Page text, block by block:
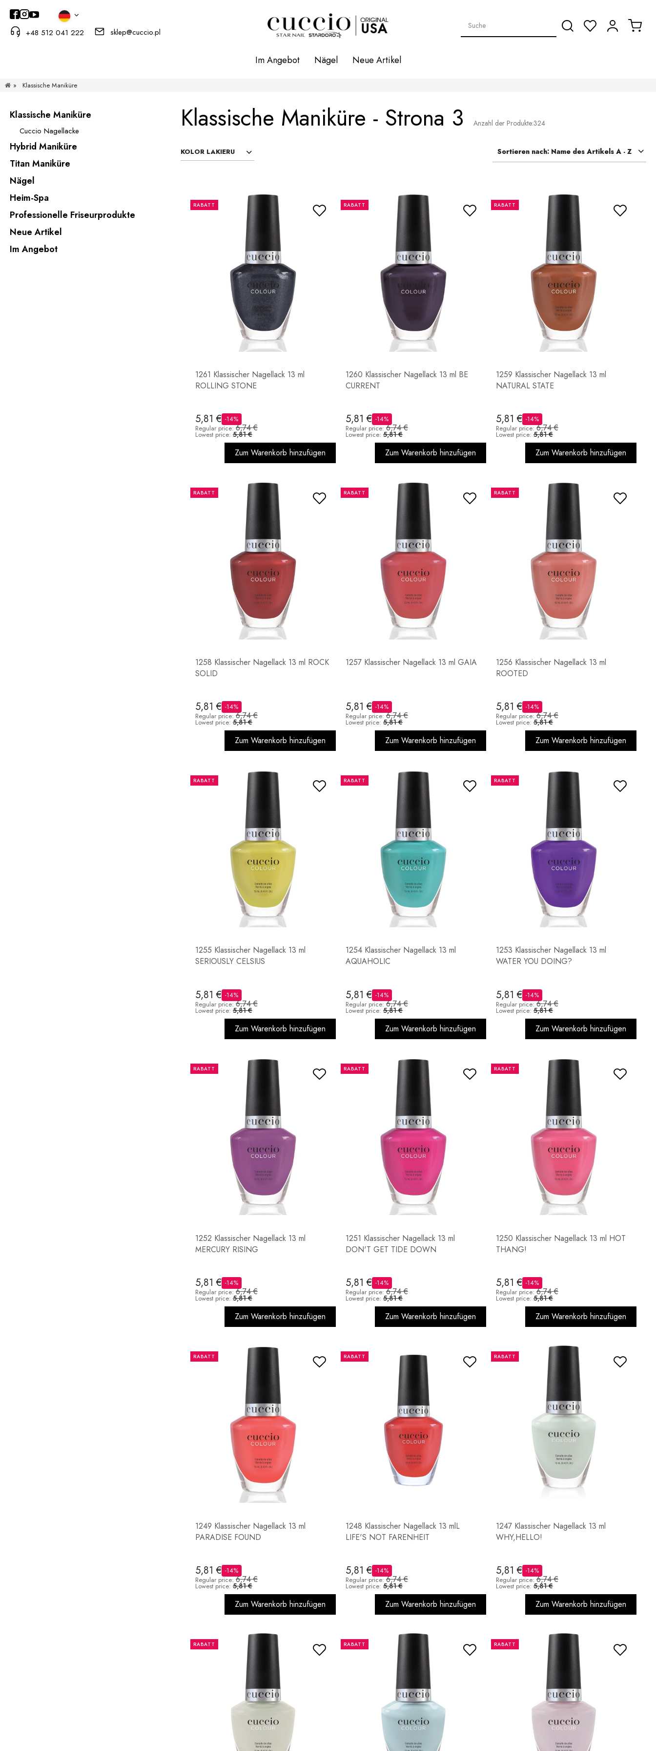
+48 512 041 222 sklep@cuccio.pl
Im Angebot Nägel Neue Artikel
» Klassische Maniküre
Klassische Maniküre
Cuccio Nagellacke
Hybrid Maniküre
Titan Maniküre
Nägel
Heim-Spa
Professionelle Friseurprodukte
Neue Artikel
Im Angebot
Klassische Maniküre - Strona 3 Anzahl der Produkte:324
KOLOR LAKIERU Sortieren nach: Name des Artikels A - Z
1261 Klassischer Nagellack 13 ml
ROLLING STONE
5,81 € -14%
Regular price: 6,74 €
Lowest price: 5,81 €
Zum Warenkorb hinzufügen
RABATT
1260 Klassischer Nagellack 13 ml BE
CURRENT
5,81 € -14%
Regular price: 6,74 €
Lowest price: 5,81 €
Zum Warenkorb hinzufügen
RABATT
1259 Klassischer Nagellack 13 ml
NATURAL STATE
5,81 € -14%
Regular price: 6,74 €
Lowest price: 5,81 €
Zum Warenkorb hinzufügen
RABATT
1258 Klassischer Nagellack 13 ml ROCK
SOLID
5,81 € -14%
Regular price: 6,74 €
Lowest price: 5,81 €
Zum Warenkorb hinzufügen
RABATT
1257 Klassischer Nagellack 13 ml GAIA
5,81 € -14%
Regular price: 6,74 €
Lowest price: 5,81 €
Zum Warenkorb hinzufügen
RABATT
1256 Klassischer Nagellack 13 ml
ROOTED
5,81 € -14%
Regular price: 6,74 €
Lowest price: 5,81 €
Zum Warenkorb hinzufügen
RABATT
1255 Klassischer Nagellack 13 ml
SERIOUSLY CELSIUS
5,81 € -14%
Regular price:6,74 €
Lowest price: 5,81 €
Zum Warenkorb hinzufügen
RABATT
1254 Klassischer Nagellack 13 ml
AQUAHOLIC
5,81 € -14%
Regular price:6,74 €
Lowest price: 5,81 €
Zum Warenkorb hinzufügen
RABATT
1253 Klassischer Nagellack 13 ml
WATER YOU DOING?
5,81 € -14%
Regular price:6,74 €
Lowest price: 5,81 €
Zum Warenkorb hinzufügen
RABATT
1252 Klassischer Nagellack 13 ml
MERCURY RISING
5,81 € -14%
Regular price:6,74 €
Lowest price: 5,81 €
Zum Warenkorb hinzufügen
RABATT
1251 Klassischer Nagellack 13 ml
DON'T GET TIDE DOWN
5,81 € -14%
Regular price:6,74 €
Lowest price: 5,81 €
Zum Warenkorb hinzufügen
RABATT
1250 Klassischer Nagellack 13 ml HOT
THANG!
5,81 € -14%
Regular price:6,74 €
Lowest price: 5,81 €
Zum Warenkorb hinzufügen
RABATT
1249 Klassischer Nagellack 13 ml
PARADISE FOUND
5,81 € -14%
Regular price:6,74 €
Lowest price: 5,81 €
Zum Warenkorb hinzufügen
RABATT
1248 Klassischer Nagellack 13 mlL
LIFE'S NOT FARENHEIT
5,81 € -14%
Regular price:6,74 €
Lowest price: 5,81 €
Zum Warenkorb hinzufügen
RABATT
1247 Klassischer Nagellack 13 ml
WHY,HELLO!
5,81 € -14%
Regular price:6,74 €
Lowest price: 5,81 €
Zum Warenkorb hinzufügen
RABATT
RABATT RABATT RABATT